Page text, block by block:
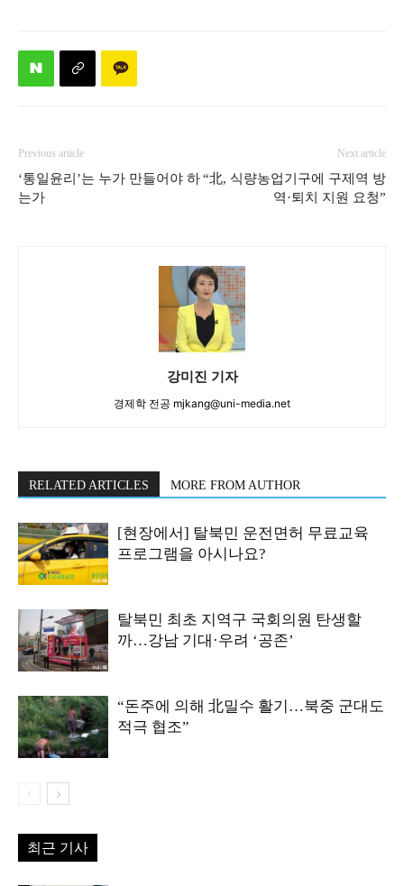
Previous article
‘통일윤리’는 누가 만들어야 하
는가
Next article
“北, 식량농업기구에 구제역 방
역·퇴치 지원 요청”
강미진 기자
경제학 전공 mjkang@uni-media.net
RELATED ARTICLES MORE FROM AUTHOR
[현장에서] 탈북민 운전면허 무료교육
프로그램을 아시나요?
탈북민 최초 지역구 국회의원 탄생할
까…강남 기대·우려 ‘공존’
“돈주에 의해 北밀수 활기…북중 군대도
적극 협조”
최근 기사